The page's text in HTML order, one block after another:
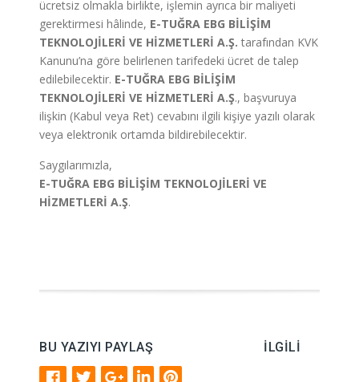
ücretsiz olmakla birlikte, işlemin ayrıca bir maliyeti
gerektirmesi hâlinde, E-TUĞRA EBG BİLİŞİM
TEKNOLOJİLERİ VE HİZMETLERİ A.Ş. tarafından KVK
Kanunu’na göre belirlenen tarifedeki ücret de talep
edilebilecektir. E-TUĞRA EBG BİLİŞİM
TEKNOLOJİLERİ VE HİZMETLERİ A.Ş., başvuruya
ilişkin (Kabul veya Ret) cevabını ilgili kişiye yazılı olarak
veya elektronik ortamda bildirebilecektir.
Saygılarımızla,
E-TUĞRA EBG BİLİŞİM TEKNOLOJİLERİ VE
HİZMETLERİ A.Ş.
BU YAZIYI PAYLAŞ İLGILI